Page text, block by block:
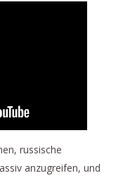
russische
anzugreifen, und